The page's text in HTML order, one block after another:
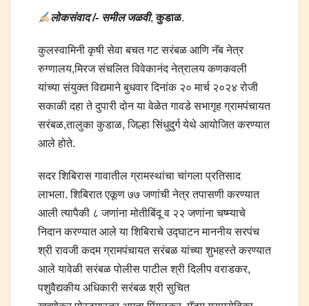
लोकसंवाद /- समील जळवी,कुडाळ.
कुलस्वामिनी कृषी सेवा बचत गट सरंबळ आणि नॅब नेत्र
रुग्णालय,मिरज संचलित विवेकानंद नेत्रालय कणकवली
यांच्या संयुक्त विद्यमाने बुधवार दिनांक २० मार्च २०२४ रोजी
सकाळी दहा ते दुपारी दोन या वेळेत गावडे सभागृह ग्रामपंचायत
सरंबळ,तालुका कुडाळ, जिल्हा सिंधुदुर्ग येथे आयोजित करण्यात
आले होते.
सदर शिबिरास गावातील ग्रामस्थांचा चांगला प्रतिसाद
लाभला. शिबिरात एकूण ७७ जणांची नेत्र तपासणी करण्यात
आली त्यापैकी ८ जणांना मोतीबिंदू व २२ जणांना चष्म्याचे
निदान करण्यात आले या शिबिराचे उद्घाटन माननीय सरपंच
श्री रावजी कदम ग्रामपंचायत सरंबळ यांच्या शुभहस्ते करण्यात
आले यावेळी सरंबळ पोलीस पाटील श्री दिलीप वराडकर,
पशुवैद्यकीय अधिकारी सरंबळ श्री सुचित